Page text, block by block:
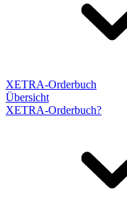
XETRA-Orderbuch
Übersicht
XETRA-Orderbuch?